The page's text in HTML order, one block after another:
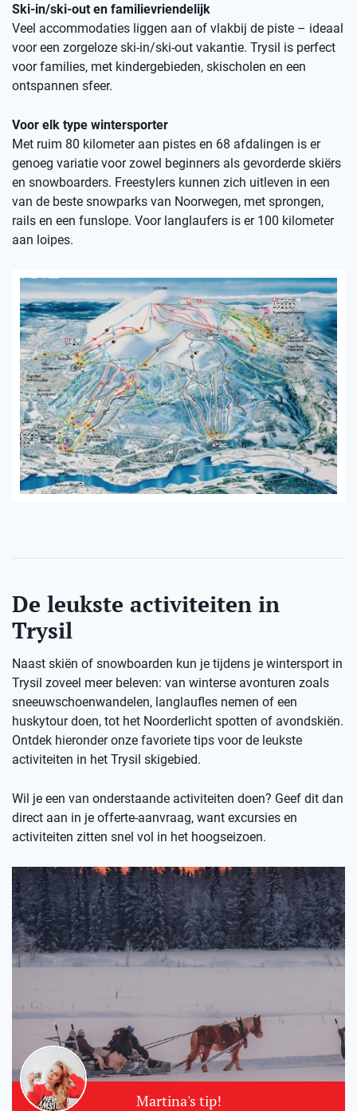
Ski-in/ski-out en familievriendelijk
Veel accommodaties liggen aan of vlakbij de piste – ideaal
voor een zorgeloze ski-in/ski-out vakantie. Trysil is perfect
voor families, met kindergebieden, skischolen en een
ontspannen sfeer.
Voor elk type wintersporter
Met ruim 80 kilometer aan pistes en 68 afdalingen is er
genoeg variatie voor zowel beginners als gevorderde skiërs
en snowboarders. Freestylers kunnen zich uitleven in een
van de beste snowparks van Noorwegen, met sprongen,
rails en een funslope. Voor langlaufers is er 100 kilometer
aan loipes.
De leukste activiteiten in
Trysil
Naast skiën of snowboarden kun je tijdens je wintersport in
Trysil zoveel meer beleven: van winterse avonturen zoals
sneeuwschoenwandelen, langlaufles nemen of een
huskytour doen, tot het Noorderlicht spotten of avondskiën.
Ontdek hieronder onze favoriete tips voor de leukste
activiteiten in het Trysil skigebied.
Wil je een van onderstaande activiteiten doen? Geef dit dan
direct aan in je offerte-aanvraag, want excursies en
activiteiten zitten snel vol in het hoogseizoen.
Martina's tip!